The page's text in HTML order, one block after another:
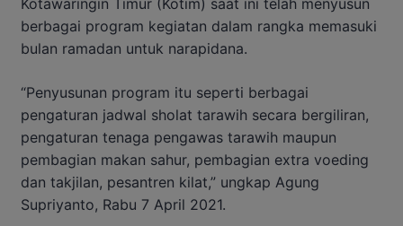
berbagai program kegiatan dalam rangka memasuki
bulan ramadan untuk narapidana.
“Penyusunan program itu seperti berbagai
pengaturan jadwal sholat tarawih secara bergiliran,
pengaturan tenaga pengawas tarawih maupun
pembagian makan sahur, pembagian extra voeding
dan takjilan, pesantren kilat,” ungkap Agung
Supriyanto, Rabu 7 April 2021.